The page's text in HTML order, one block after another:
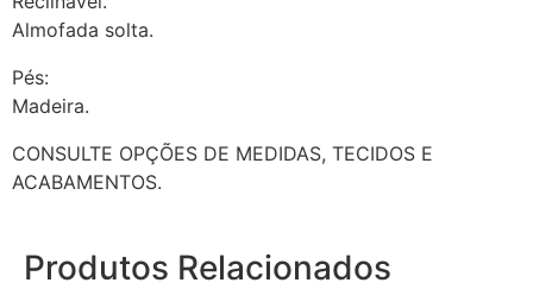
Almofada solta.
Pés:
Madeira.
CONSULTE OPÇÕES DE MEDIDAS, TECIDOS E
ACABAMENTOS.
Produtos Relacionados